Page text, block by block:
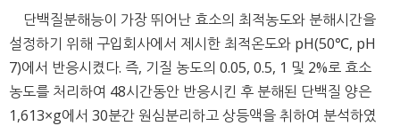
단백질분해능이 가장 뛰어난 효소의 최적농도와 분해시간을
설정하기 위해 구입회사에서 제시한 최적온도와 pH(50℃, pH
7)에서 반응시켰다. 즉, 기질 농도의 0.05, 0.5, 1 및 2%로 효소
농도를 처리하여 48시간동안 반응시킨 후 분해된 단백질 양은
1,613×g에서 30분간 원심분리하고 상등액을 취하여 분석하였